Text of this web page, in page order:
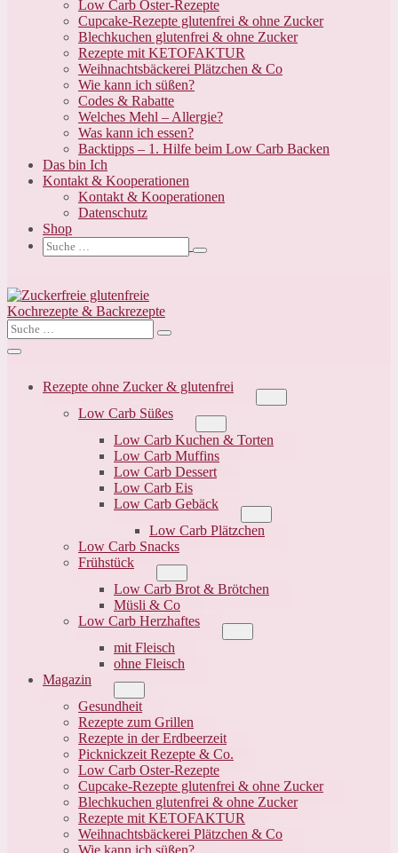
Low Carb Oster-Rezepte
Cupcake-Rezepte glutenfrei & ohne Zucker
Blechkuchen glutenfrei & ohne Zucker
Rezepte mit KETOFAKTUR
Weihnachtsbäckerei Plätzchen & Co
Wie kann ich süßen?
Codes & Rabatte
Welches Mehl – Allergie?
Was kann ich essen?
Backtipps – 1. Hilfe beim Low Carb Backen
Das bin Ich
Kontakt & Kooperationen
Kontakt & Kooperationen
Datenschutz
Shop
Suche-
Schalter
Suche
nach:
Suche-
Schalter
Suche
nach:
Menü-
Rezepte ohne Zucker & glutenfrei
Low Carb Süßes
Schalter
Low Carb Kuchen & Torten
Low Carb Muffins
Low Carb Dessert
Low Carb Eis
Low Carb Gebäck
Schalter
Low Carb Plätzchen
Low Carb Snacks
Frühstück
Schalter
Low Carb Brot & Brötchen
Müsli & Co
Low Carb Herzhaftes
mit Fleisch
ohne Fleisch
Magazin
Schalter
Gesundheit
Rezepte zum Grillen
Rezepte in der Erdbeerzeit
Picknickzeit Rezepte & Co.
Low Carb Oster-Rezepte
Cupcake-Rezepte glutenfrei & ohne Zucker
Blechkuchen glutenfrei & ohne Zucker
Rezepte mit KETOFAKTUR
Weihnachtsbäckerei Plätzchen & Co
Wie kann ich süßen?